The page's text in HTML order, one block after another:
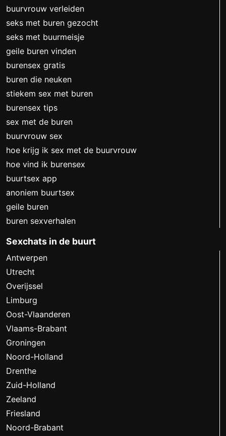
buurvrouw verleiden
seks met buren gezocht
seks met buurmeisje
geile buren vinden
burensex gratis
buren die neuken
stiekem sex met buren
burensex tips
sex met de buren
buurvrouw sex
hoe krijg ik sex met de buurvrouw
hoe vind ik burensex
buurtsex app
anoniem buurtsex
geile buren
buren sexverhalen
Sexchats in de buurt
Antwerpen
Utrecht
Overijssel
Limburg
Oost-Vlaanderen
Vlaams-Brabant
Groningen
Noord-Holland
Drenthe
Zuid-Holland
Zeeland
Friesland
Noord-Brabant